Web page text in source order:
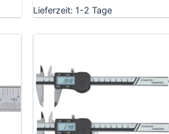
Lieferzeit: 1-2 Tage